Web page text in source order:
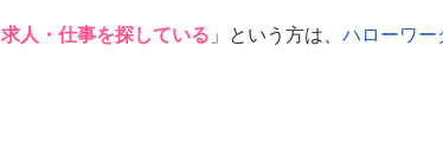
求人・仕事を探している 」という方は、 ハローワー